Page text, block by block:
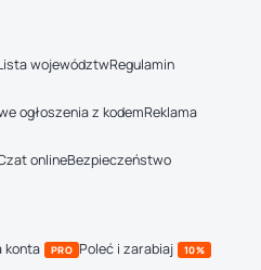
województwRegulamin
ogłoszenia z kodemReklama
onlineBezpieczeństwo
konta PRO Poleć i zarabiaj 10%